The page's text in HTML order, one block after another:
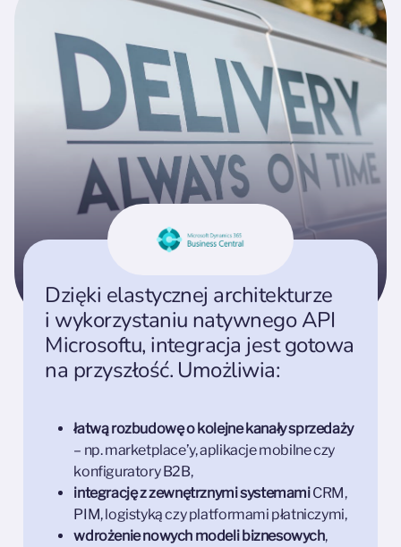
Dzięki elastycznej architekturze
i wykorzystaniu natywnego API
Microsoftu, integracja jest gotowa
na przyszłość. Umożliwia:
łatwą rozbudowę o kolejne kanały sprzedaży
– np. marketplace’y, aplikacje mobilne czy
konfiguratory B2B,
integrację z zewnętrznymi systemamiCRM,
PIM, logistyką czy platformami płatniczymi,
wdrożenie nowych modeli biznesowych,